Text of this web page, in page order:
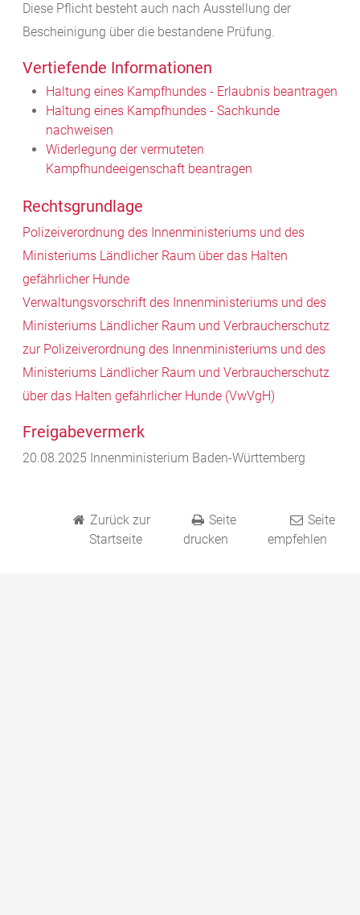
Diese Pflicht besteht auch nach Ausstellung der
Bescheinigung über die bestandene Prüfung.
Vertiefende Informationen
Haltung eines Kampfhundes - Erlaubnis beantragen
Haltung eines Kampfhundes - Sachkunde
nachweisen
Widerlegung der vermuteten
Kampfhundeeigenschaft beantragen
Rechtsgrundlage
Polizeiverordnung des Innenministeriums und des
Ministeriums Ländlicher Raum über das Halten
gefährlicher Hunde
Verwaltungsvorschrift des Innenministeriums und des
Ministeriums Ländlicher Raum und Verbraucherschutz
zur Polizeiverordnung des Innenministeriums und des
Ministeriums Ländlicher Raum und Verbraucherschutz
über das Halten gefährlicher Hunde (VwVgH)
Freigabevermerk
20.08.2025 Innenministerium Baden-Württemberg
Zurück zur
Startseite
Seite
drucken
Seite
empfehlen